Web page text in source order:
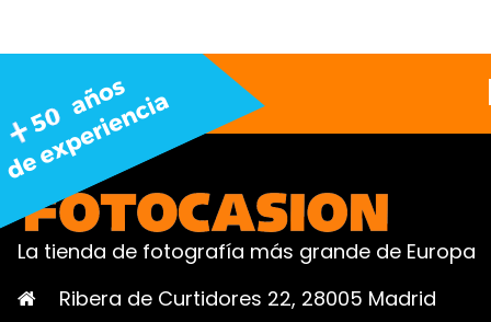
La tienda de fotografía más grande de Europa
Ribera de Curtidores 22, 28005 Madrid